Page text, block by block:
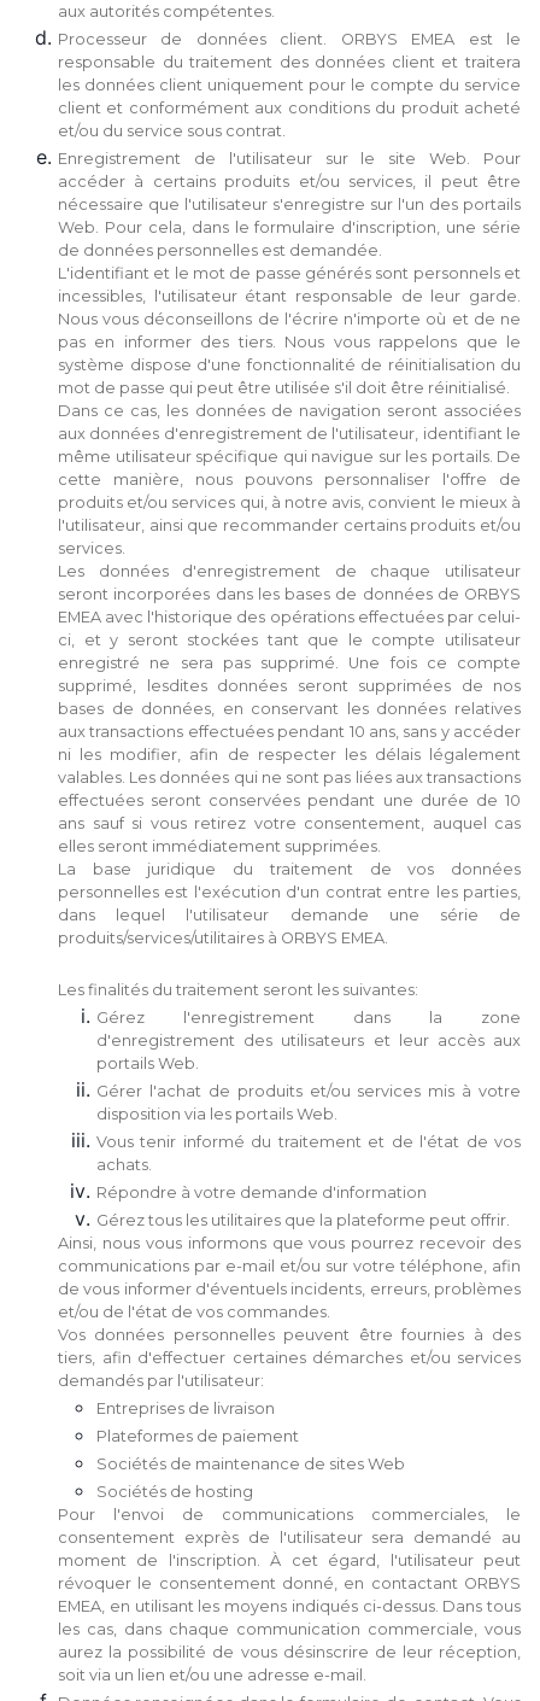
aux autorités compétentes.
Processeur de données client. ORBYS EMEA est le
responsable du traitement des données client et traitera
les données client uniquement pour le compte du service
client et conformément aux conditions du produit acheté
et/ou du service sous contrat.
Enregistrement de l'utilisateur sur le site Web. Pour
accéder à certains produits et/ou services, il peut être
nécessaire que l'utilisateur s'enregistre sur l'un des portails
Web. Pour cela, dans le formulaire d'inscription, une série
de données personnelles est demandée.
L'identifiant et le mot de passe générés sont personnels et
incessibles, l'utilisateur étant responsable de leur garde.
Nous vous déconseillons de l'écrire n'importe où et de ne
pas en informer des tiers. Nous vous rappelons que le
système dispose d'une fonctionnalité de réinitialisation du
mot de passe qui peut être utilisée s'il doit être réinitialisé.
Dans ce cas, les données de navigation seront associées
aux données d'enregistrement de l'utilisateur, identifiant le
même utilisateur spécifique qui navigue sur les portails. De
cette manière, nous pouvons personnaliser l'offre de
produits et/ou services qui, à notre avis, convient le mieux à
l'utilisateur, ainsi que recommander certains produits et/ou
services.
Les données d'enregistrement de chaque utilisateur
seront incorporées dans les bases de données de ORBYS
EMEA avec l'historique des opérations effectuées par celui-
ci, et y seront stockées tant que le compte utilisateur
enregistré ne sera pas supprimé. Une fois ce compte
supprimé, lesdites données seront supprimées de nos
bases de données, en conservant les données relatives
aux transactions effectuées pendant 10 ans, sans y accéder
ni les modifier, afin de respecter les délais légalement
valables. Les données qui ne sont pas liées aux transactions
effectuées seront conservées pendant une durée de 10
ans sauf si vous retirez votre consentement, auquel cas
elles seront immédiatement supprimées.
La base juridique du traitement de vos données
personnelles est l'exécution d'un contrat entre les parties,
dans lequel l'utilisateur demande une série de
produits/services/utilitaires à ORBYS EMEA.
Les finalités du traitement seront les suivantes:
Gérez l'enregistrement dans la zone
d'enregistrement des utilisateurs et leur accès aux
portails Web.
Gérer l'achat de produits et/ou services mis à votre
disposition via les portails Web.
Vous tenir informé du traitement et de l'état de vos
achats.
Répondre à votre demande d'information
Gérez tous les utilitaires que la plateforme peut offrir.
Ainsi, nous vous informons que vous pourrez recevoir des
communications par e-mail et/ou sur votre téléphone, afin
de vous informer d'éventuels incidents, erreurs, problèmes
et/ou de l'état de vos commandes.
Vos données personnelles peuvent être fournies à des
tiers, afin d'effectuer certaines démarches et/ou services
demandés par l'utilisateur:
Entreprises de livraison
Plateformes de paiement
Sociétés de maintenance de sites Web
Sociétés de hosting
Pour l'envoi de communications commerciales, le
consentement exprès de l'utilisateur sera demandé au
moment de l'inscription. À cet égard, l'utilisateur peut
révoquer le consentement donné, en contactant ORBYS
EMEA, en utilisant les moyens indiqués ci-dessus. Dans tous
les cas, dans chaque communication commerciale, vous
aurez la possibilité de vous désinscrire de leur réception,
soit via un lien et/ou une adresse e-mail.